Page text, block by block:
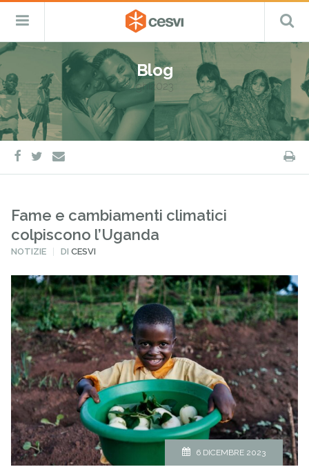
Salta
al
contenuto
CESVI
Fondazione
–
ETS
Cooperazione,
Emergenza
e
Sviluppo
Menu
Blog
ghi2023
facebook
twitter
e-
mail
Fame e cambiamenti climatici
colpiscono l’Uganda
PUBBLICATO
NOTIZIE DICESVI
6 DICEMBRE 2023